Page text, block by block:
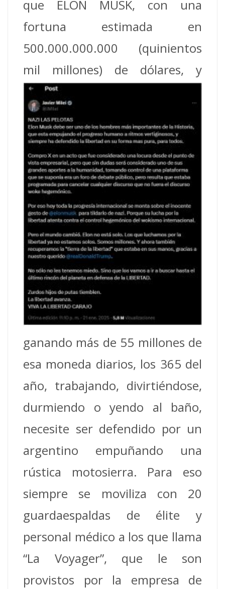
que ELON MUSK, con una
fortuna estimada en
500.000.000.000 (quinientos
mil millones) de dólares, y
ganando más de 55 millones de
esa moneda diarios, los 365 del
año, trabajando, divirtiéndose,
durmiendo o yendo al baño,
necesite ser defendido por un
argentino empuñando una
rústica motosierra. Para eso
siempre se moviliza con 20
guardaespaldas de élite y
personal médico a los que llama
“La Voyager”, que le son
provistos por la empresa de